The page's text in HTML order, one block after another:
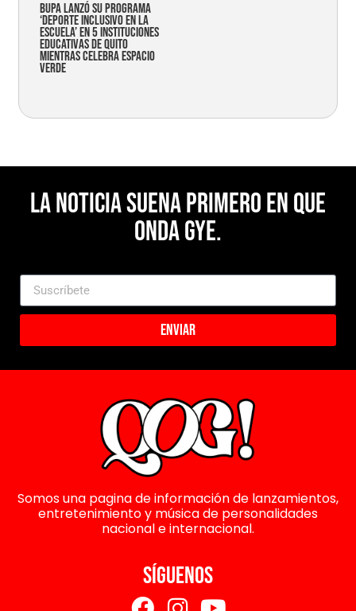
Bupa lanzó su programa
‘Deporte Inclusivo en la
Escuela’ en 5 instituciones
educativas de Quito
mientras celebra espacio
verde
La noticia suena primero en Que
Onda Gye.
Enviar
Somos una pagina de información de lanzamientos,
entretenimiento y música de personalidades
nacional e internacional.
SÍGUENOS